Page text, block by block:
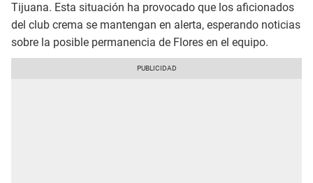
Tijuana. Esta situación ha provocado que los aficionados
del club crema se mantengan en alerta, esperando noticias
sobre la posible permanencia de Flores en el equipo.